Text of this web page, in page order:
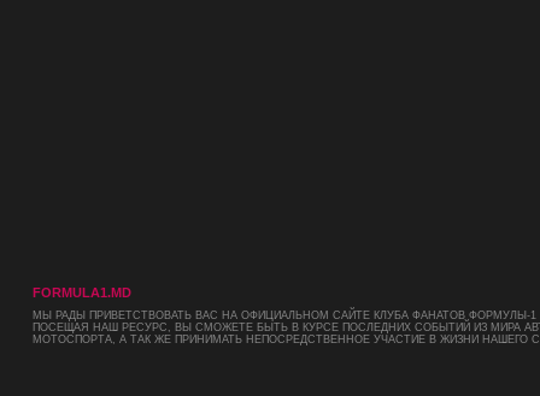
FORMULA1.MD
МЫ РАДЫ ПРИВЕТСТВОВАТЬ ВАС НА ОФИЦИАЛЬНОМ САЙТЕ КЛУБА ФАНАТОВ ФОРМУЛЫ-
ПОСЕЩАЯ НАШ РЕСУРС, ВЫ СМОЖЕТЕ БЫТЬ В КУРСЕ ПОСЛЕДНИХ СОБЫТИЙ ИЗ МИРА
МОТОСПОРТА, А ТАК ЖЕ ПРИНИМАТЬ НЕПОСРЕДСТВЕННОЕ УЧАСТИЕ В ЖИЗНИ НАШЕГО